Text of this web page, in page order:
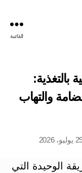
القائمة
بالتغذية:
والتهاب
2026
الوحيدة التي